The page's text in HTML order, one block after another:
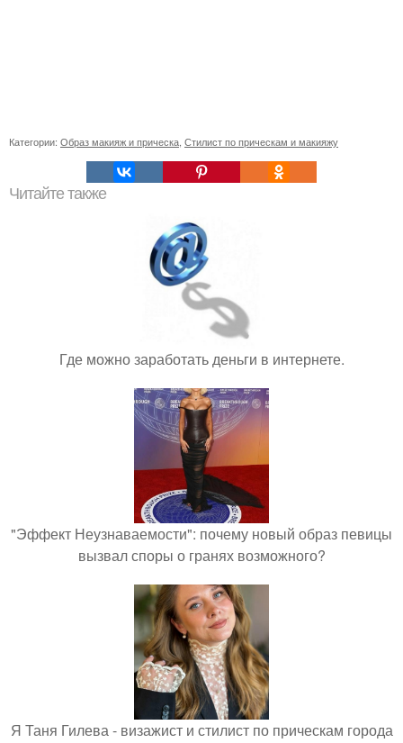
Категории: Образ макияж и прическа Стилист по прическам и макияжу
Читайте также
Где можно заработать деньги в интернете.
"Эффект Неузнаваемости": почему новый образ певицы
вызвал споры о гранях возможного?
Я Таня Гилева - визажист и стилист по прическам города